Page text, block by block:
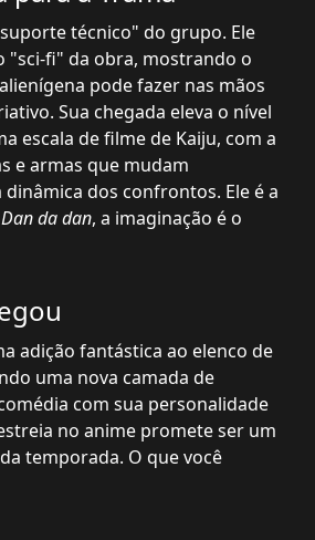
técnico" do grupo. Ele
"sci-fi" da obra, mostrando o
pode fazer nas mãos
Sua chegada eleva o nível
escala de filme de Kaiju, com a
e armas que mudam
dos confrontos. Ele é a
Dan da dan, a imaginação é o
adição fantástica ao elenco de
uma nova camada de
com sua personalidade
no anime promete ser um
temporada. O que você